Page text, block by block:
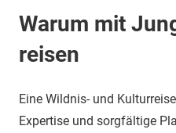
Warum mit
reisen
Eine Wildnis- und
Expertise und sorgfältige